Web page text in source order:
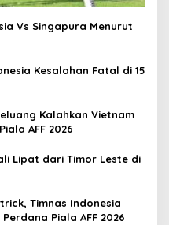
Vs Singapura Menurut
Kesalahan Fatal di 15
Kalahkan Vietnam
AFF 2026
Lipat dari Timor Leste di
Timnas Indonesia
Piala AFF 2026